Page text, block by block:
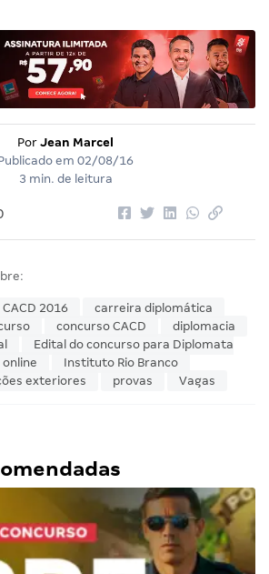
Por Jean Marcel
em 02/08/16
3 min. de leitura
CACD 2016
carreira diplomática
concurso CACD
diplomacia
Edital do concurso para Diplomata
Instituto Rio Branco
exteriores
provas Vagas